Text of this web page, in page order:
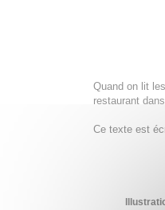
Quand on lit
restaurant
Ce texte est